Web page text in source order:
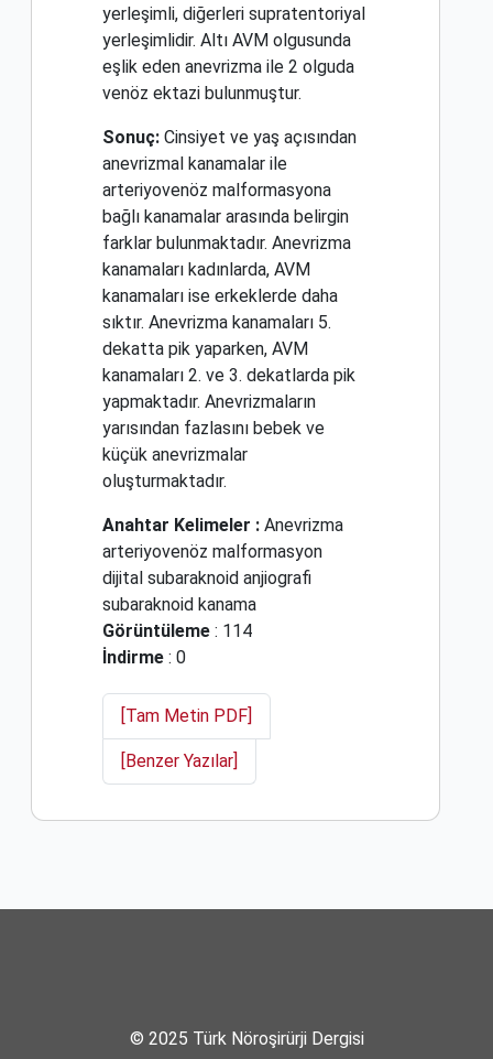
yerleşimli, diğerleri supratentoriyal
yerleşimlidir. Altı AVM olgusunda
eşlik eden anevrizma ile 2 olguda
venöz ektazi bulunmuştur.
Sonuç: Cinsiyet ve yaş açısından
anevrizmal kanamalar ile
arteriyovenöz malformasyona
bağlı kanamalar arasında belirgin
farklar bulunmaktadır. Anevrizma
kanamaları kadınlarda, AVM
kanamaları ise erkeklerde daha
sıktır. Anevrizma kanamaları 5.
dekatta pik yaparken, AVM
kanamaları 2. ve 3. dekatlarda pik
yapmaktadır. Anevrizmaların
yarısından fazlasını bebek ve
küçük anevrizmalar
oluşturmaktadır.
Anahtar Kelimeler : Anevrizma
arteriyovenöz malformasyon
dijital subaraknoid anjiografi
subaraknoid kanama
Görüntüleme : 114
İndirme : 0
[Tam Metin PDF]
[Benzer Yazılar]
© 2025 Türk Nöroşirürji Dergisi